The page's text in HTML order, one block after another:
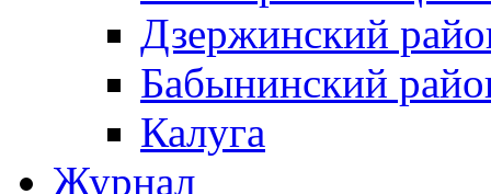
Дзержинский
Бабынинский
Калуга
Журнал